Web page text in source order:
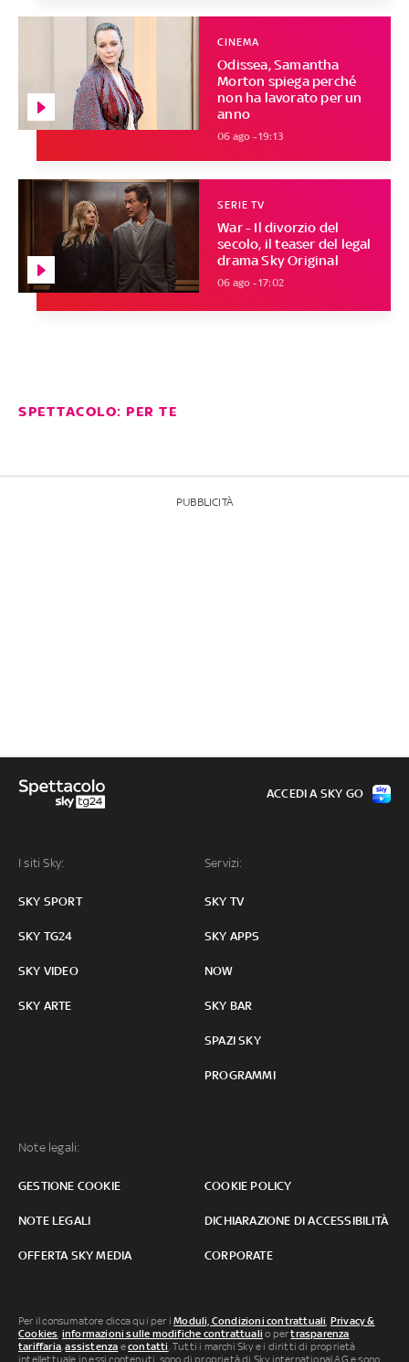
Odissea, Samantha
Morton spiega perché
non ha lavorato per un
anno
CINEMA
06 ago - 19:13
War - Il divorzio del
secolo, il teaser del legal
drama Sky Original
SERIE TV
06 ago - 17:02
SPETTACOLO: PER TE
PUBBLICITÀ
I siti Sky:
SKY SPORT
SKY TG24
SKY VIDEO
SKY ARTE
Servizi:
SKY TV
SKY APPS
NOW
SKY BAR
SPAZI SKY
PROGRAMMI
Note legali:
GESTIONE COOKIE COOKIE POLICY
NOTE LEGALI DICHIARAZIONE DI ACCESSIBILITÀ
OFFERTA SKY MEDIA CORPORATE
ACCEDI A SKY GO
Per il consumatore clicca qui per iModuli, Condizioni contrattuali, Privacy &
Cookies, informazioni sulle modifiche contrattuali o pertrasparenza
tariffaria,assistenza econtatti. Tutti i marchi Sky e i diritti di proprietà
intellettuale in essi contenuti, sono di proprietà di Sky international AG e sono